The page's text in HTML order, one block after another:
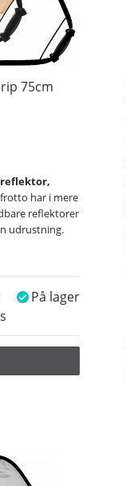
75cm
har i mere
reflektorer
udrustning.
På lager